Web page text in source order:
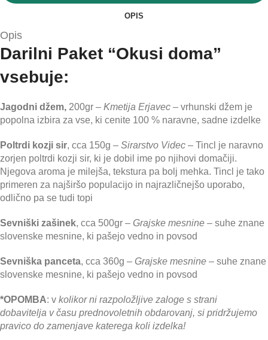
OPIS
Opis
Darilni Paket “Okusi doma”
vsebuje:
Jagodni džem, 200gr – Kmetija Erjavec – vrhunski džem je
popolna izbira za vse, ki cenite 100 % naravne, sadne izdelke
Poltrdi kozji sir, cca 150g – Sirarstvo Videc – Tincl je naravno
zorjen poltrdi kozji sir, ki je dobil ime po njihovi domačiji.
Njegova aroma je milejša, tekstura pa bolj mehka. Tincl je tako
primeren za najširšo populacijo in najrazličnejšo uporabo,
odlično pa se tudi topi
Sevniški zašinek, cca 500gr – Grajske mesnine – suhe znane
slovenske mesnine, ki pašejo vedno in povsod
Sevniška panceta, cca 360g – Grajske mesnine – suhe znane
slovenske mesnine, ki pašejo vedno in povsod
*OPOMBA: v kolikor ni razpoložljive zaloge s strani
dobavitelja v času prednovoletnih obdarovanj, si pridržujemo
pravico do zamenjave katerega koli izdelka!